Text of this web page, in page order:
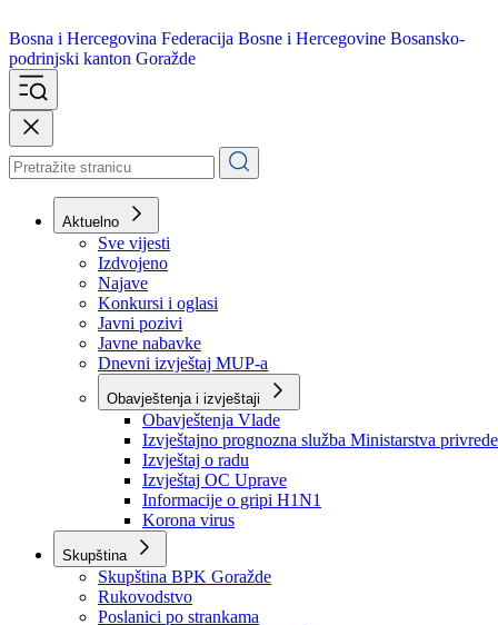
Bosna i Hercegovina
podrinjski kanton Goražde
Aktuelno
Sve vijesti
Izdvojeno
Najave
Konkursi i oglasi
Javni pozivi
Javne nabavke
Dnevni izvještaj MUP-a
Obavještenja i izvještaji
Obavještenja Vlade
Izvještajno prognozna služba Ministarstva privrede
Izvještaj o radu
Izvještaj OC Uprave
Informacije o gripi H1N1
Korona virus
Skupština